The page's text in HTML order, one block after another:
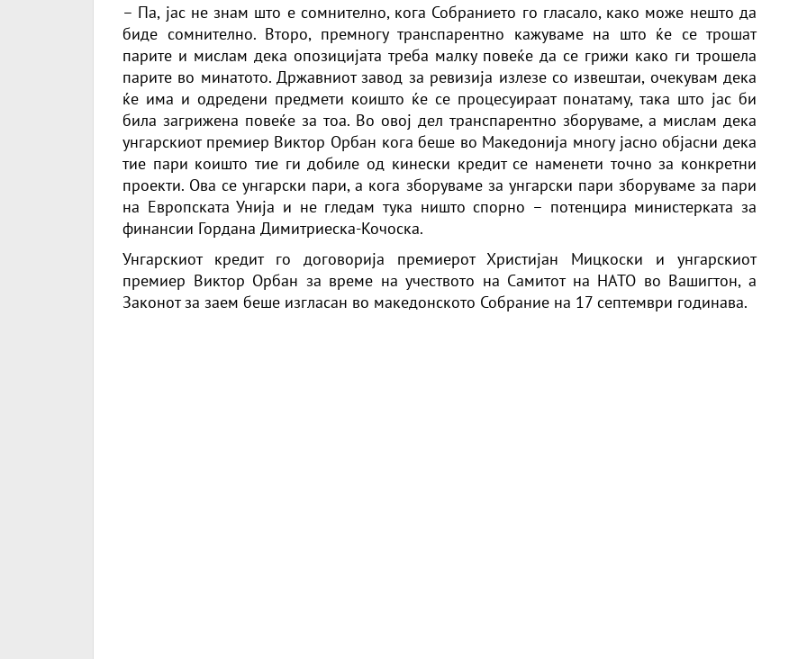
– Па, јас не знам што е сомнително, кога Собранието го гласало, како може нешто да
биде сомнително. Второ, премногу транспарентно кажуваме на што ќе се трошат
парите и мислам дека опозицијата треба малку повеќе да се грижи како ги трошела
парите во минатото. Државниот завод за ревизија излезе со извештаи, очекувам дека
ќе има и одредени предмети коишто ќе се процесуираат понатаму, така што јас би
била загрижена повеќе за тоа. Во овој дел транспарентно зборуваме, а мислам дека
унгарскиот премиер Виктор Орбан кога беше во Македонија многу јасно објасни дека
тие пари коишто тие ги добиле од кинески кредит се наменети точно за конкретни
проекти. Ова се унгарски пари, а кога зборуваме за унгарски пари зборуваме за пари
на Европската Унија и не гледам тука ништо спорно – потенцира министерката за
финансии Гордана Димитриеска-Кочоска.
Унгарскиот кредит го договорија премиерот Христијан Мицкоски и унгарскиот
премиер Виктор Орбан за време на учеството на Самитот на НАТО во Вашигтон, а
Законот за заем беше изгласан во македонското Собрание на 17 септември годинава.